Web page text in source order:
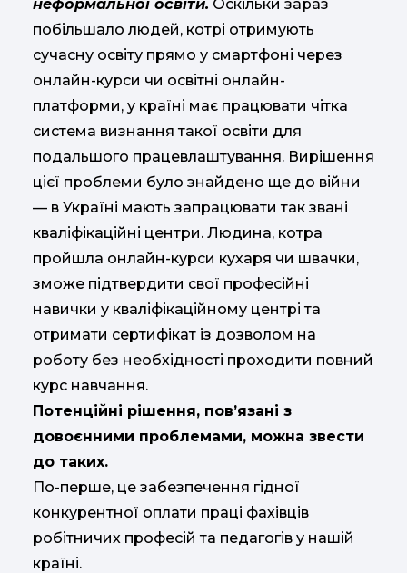
неформальної освіти. Оскільки зараз
побільшало людей, котрі отримують
сучасну освіту прямо у смартфоні через
онлайн-курси чи освітні онлайн-
платформи, у країні має працювати чітка
система визнання такої освіти для
подальшого працевлаштування. Вирішення
цієї проблеми було знайдено ще до війни
— в Україні мають запрацювати так звані
кваліфікаційні центри. Людина, котра
пройшла онлайн-курси кухаря чи швачки,
зможе підтвердити свої професійні
навички у кваліфікаційному центрі та
отримати сертифікат із дозволом на
роботу без необхідності проходити повний
курс навчання.
Потенційні рішення, пов’язані з
довоєнними проблемами, можна звести
до таких.
По-перше, це забезпечення гідної
конкурентної оплати праці фахівців
робітничих професій та педагогів у нашій
країні.